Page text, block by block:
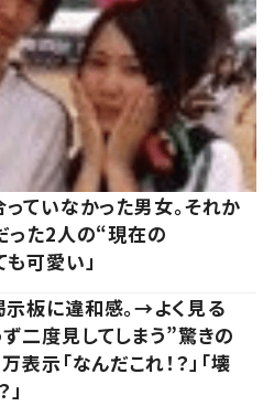
っていなかった男女。それか
た2人の“現在の
可愛い」
板に違和感。→よく見る
二度見してしまう”驚きの
示「なんだこれ！？」「壊